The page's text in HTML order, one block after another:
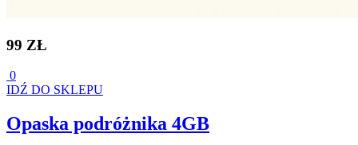
99 ZŁ
0
IDŹ DO SKLEPU
Opaska podróżnika 4GB